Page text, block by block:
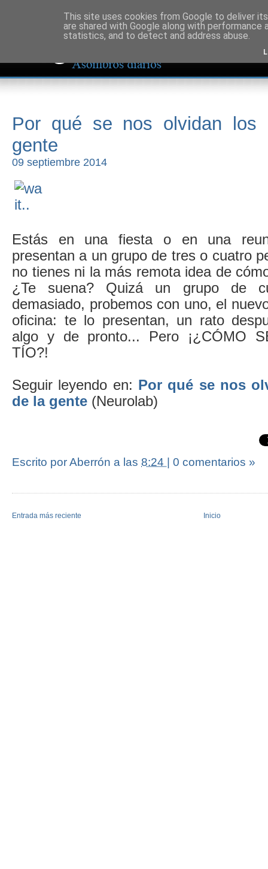
Por qué se nos olvidan los
gente
09 septiembre 2014
Estás en una fiesta o en una
presentan a un grupo de tres o cuatro
no tienes ni la más remota idea de
¿Te suena? Quizá un grupo de
demasiado, probemos con uno, el
oficina: te lo presentan, un rato
algo y de pronto... Pero ¡¿CÓMO
TÍO?!
Seguir leyendo en: Por qué se nos
de la gente (Neurolab)
Escrito por Aberrón a las 8:24 | 0 comentarios »
Entrada más reciente Inicio
This site uses cookies from Google to deliver
are shared with Google along with
statistics, and to detect and address abuse.